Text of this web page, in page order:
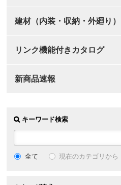
建材（内装・収納・外廻り）
リンク機能付きカタログ
新商品速報
キーワード検索
全て 現在のカテゴリから